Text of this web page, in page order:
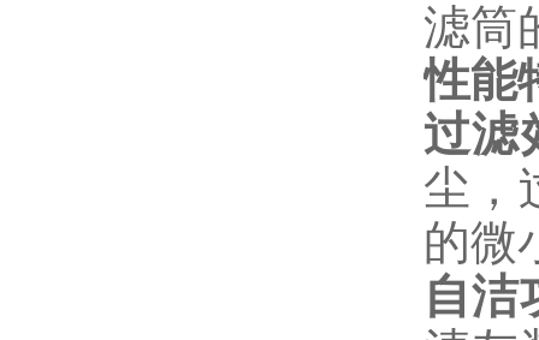
滤筒
性能
过滤
尘，
的微
自洁